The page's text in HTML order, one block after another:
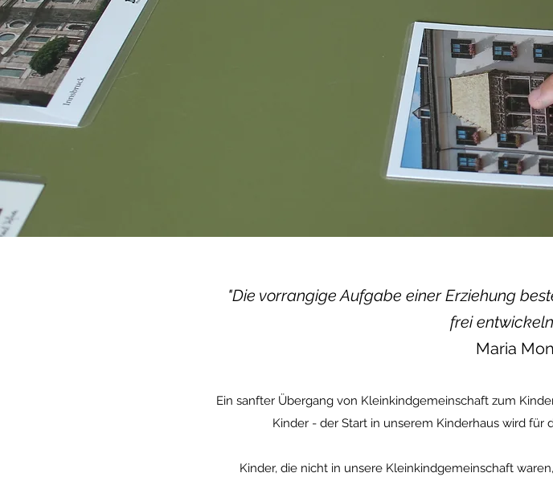
"Die vorrangige Aufgabe einer Erziehung
frei
Maria
Ein sanfter Übergang von Kleinkindgemeinschaft zum
Kinder - der Start in unserem Kinderhaus wird
Kinder, die nicht in unsere Kleinkindgemeinschaft